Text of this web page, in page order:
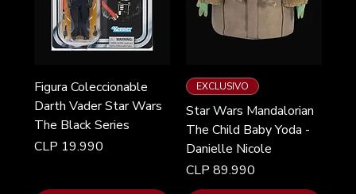
Figura Coleccionable
Darth Vader Star Wars
The Black Series
Preço
CLP 19.990
EXCLUSIVO
Star Wars Mandalorian
The Child Baby Yoda -
Danielle Nicole
Preço
CLP 89.990